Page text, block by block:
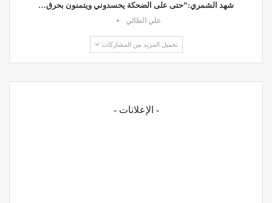
شهد الشمري:”حتى على الضحكة يحسدوني ويتمنون بحرق…
علي الطائي
تحميل المزيد من المشاركات
- الإعلانات -